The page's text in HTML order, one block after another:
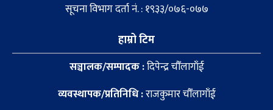
सूचना विभाग दर्ता नं. : १९३३/०७६-०७७
हाम्रो टिम
सञ्चालक/सम्पादक :दिपेन्द्र चौँलागाँई
व्यवस्थापक/प्रतिनिधि :राजकुमार चौँलागाँई